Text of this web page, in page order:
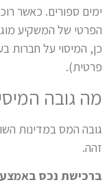
ימים ספורים. כאשר
הפרטי של המשקיע
כן, המיסוי על חברות
פרטית).
מה גובה
גובה המס במדינות
זהה.
ברכישת נכס